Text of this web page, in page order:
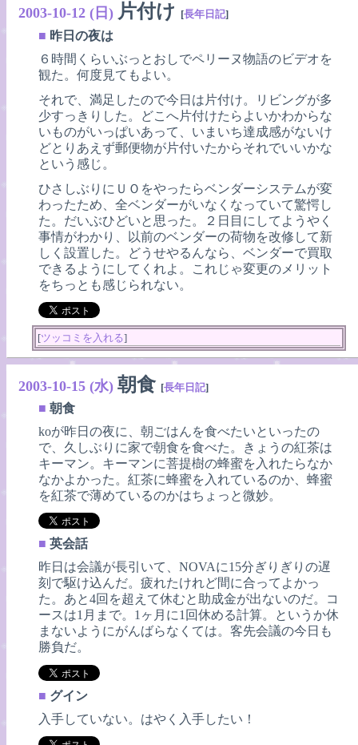
2003-10-12 (日) 片付け [長年日記]
■ 昨日の夜は
６時間くらいぶっとおしでペリーヌ物語のビデオを
観た。何度見てもよい。
それで、満足したので今日は片付け。リビングが多
少すっきりした。どこへ片付けたらよいかわからな
いものがいっぱいあって、いまいち達成感がないけ
どとりあえず郵便物が片付いたからそれでいいかな
という感じ。
ひさしぶりにＵＯをやったらベンダーシステムが変
わったため、全ベンダーがいなくなっていて驚愕し
た。だいぶひどいと思った。２日目にしてようやく
事情がわかり、以前のベンダーの荷物を改修して新
しく設置した。どうせやるんなら、ベンダーで買取
できるようにしてくれよ。これじゃ変更のメリット
をちっとも感じられない。
[ツッコミを入れる]
2003-10-15 (水) 朝食 [長年日記]
■ 朝食
koが昨日の夜に、朝ごはんを食べたいといったの
で、久しぶりに家で朝食を食べた。きょうの紅茶は
キーマン。キーマンに菩提樹の蜂蜜を入れたらなか
なかよかった。紅茶に蜂蜜を入れているのか、蜂蜜
を紅茶で薄めているのかはちょっと微妙。
■ 英会話
昨日は会議が長引いて、NOVAに15分ぎりぎりの遅
刻で駆け込んだ。疲れたけれど間に合ってよかっ
た。あと4回を超えて休むと助成金が出ないのだ。コ
ースは1月まで。1ヶ月に1回休める計算。というか休
まないようにがんばらなくては。客先会議の今日も
勝負だ。
■ グイン
入手していない。はやく入手したい！